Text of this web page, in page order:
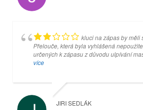
kluci na zápas by měli
Přelouče, která byla vyhlášená
určených k zápasu z důvodu ulpívání
neuchopitelné pro ty , kteří drží kouli v
nechali při zápasu koule umýt...tedy tuto
Přelouči drží teď právě kuželna v
naprosto skvělé dívadlo a herna
více
JIRI SEDLÁK